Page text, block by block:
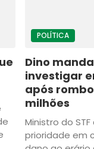
POLÍTICA
Dino manda
investigar
após
milhões
Ministro do
prioridade em